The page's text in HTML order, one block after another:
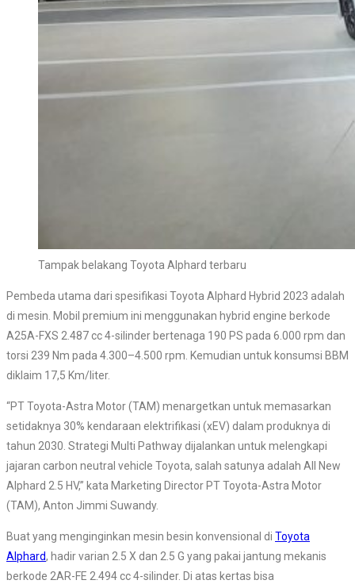
Tampak belakang Toyota Alphard terbaru
Pembeda utama dari spesifikasi Toyota Alphard Hybrid 2023 adalah
di mesin. Mobil premium ini menggunakan hybrid engine berkode
A25A-FXS 2.487 cc 4-silinder bertenaga 190 PS pada 6.000 rpm dan
torsi 239 Nm pada 4.300–4.500 rpm. Kemudian untuk konsumsi BBM
diklaim 17,5 Km/liter.
“PT Toyota-Astra Motor (TAM) menargetkan untuk memasarkan
setidaknya 30% kendaraan elektrifikasi (xEV) dalam produknya di
tahun 2030. Strategi Multi Pathway dijalankan untuk melengkapi
jajaran carbon neutral vehicle Toyota, salah satunya adalah All New
Alphard 2.5 HV,” kata Marketing Director PT Toyota-Astra Motor
(TAM), Anton Jimmi Suwandy.
Buat yang menginginkan mesin besin konvensional di Toyota
Alphard, hadir varian 2.5 X dan 2.5 G yang pakai jantung mekanis
berkode 2AR-FE 2.494 cc 4-silinder. Di atas kertas bisa